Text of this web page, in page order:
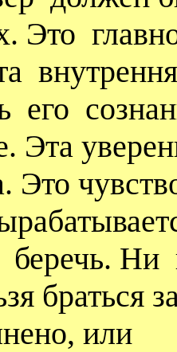
Это
его
Эта
Это
беречь. Ни
браться
или